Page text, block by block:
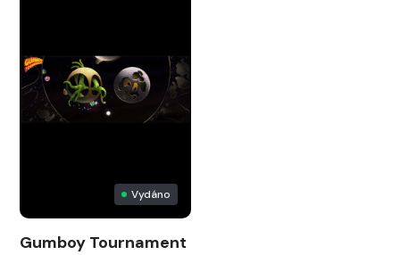
Vydáno
Gumboy Tournament